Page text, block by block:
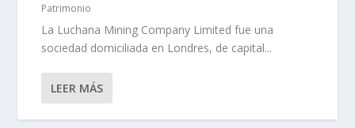
Patrimonio
La Luchana Mining Company Limited fue una
sociedad domiciliada en Londres, de capital...
LEER MÁS